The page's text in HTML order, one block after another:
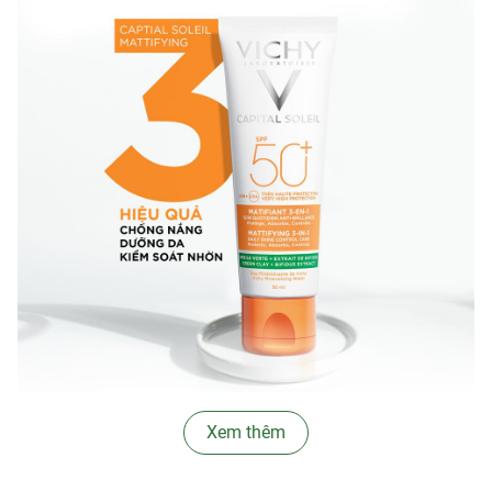
Xem thêm